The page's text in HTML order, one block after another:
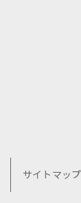
サイトマップ